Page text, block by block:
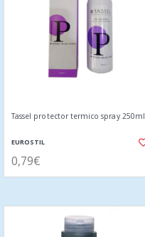
Tassel protector termico spray 250ml
EUROSTIL
0,79€